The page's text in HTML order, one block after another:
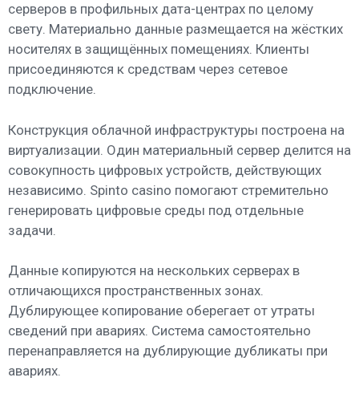
серверов в профильных дата-центрах по целому
свету. Материально данные размещается на жёстких
носителях в защищённых помещениях. Клиенты
присоединяются к средствам через сетевое
подключение.
Конструкция облачной инфраструктуры построена на
виртуализации. Один материальный сервер делится на
совокупность цифровых устройств, действующих
независимо. Spinto casino помогают стремительно
генерировать цифровые среды под отдельные
задачи.
Данные копируются на нескольких серверах в
отличающихся пространственных зонах.
Дублирующее копирование оберегает от утраты
сведений при авариях. Система самостоятельно
перенаправляется на дублирующие дубликаты при
авариях.